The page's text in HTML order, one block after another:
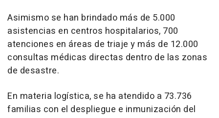
Asimismo se han brindado más de 5.000
asistencias en centros hospitalarios, 700
atenciones en áreas de triaje y más de 12.000
consultas médicas directas dentro de las zonas
de desastre.
En materia logística, se ha atendido a 73.736
familias con el despliegue e inmunización del